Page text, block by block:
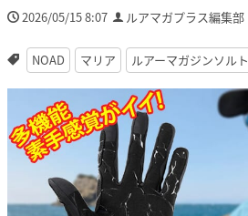
2026/05/15 8:07 ルアマガプラス編集部
NOAD マリア ルアーマガジンソルト